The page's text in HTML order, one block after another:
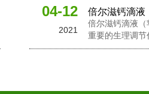
粉，接骨木莓
04-12
2021
倍尔滋钙滴液
倍尔滋钙滴液
重要的生理调
在维持骨骼和